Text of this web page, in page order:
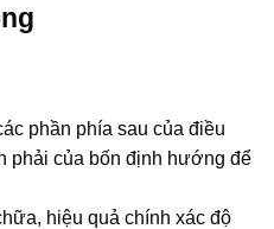
phần phía sau của điều
phải của bốn định hướng để
hiệu quả chính xác độ